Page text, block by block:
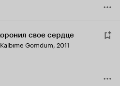
свое сердце
Gömdüm, 2011